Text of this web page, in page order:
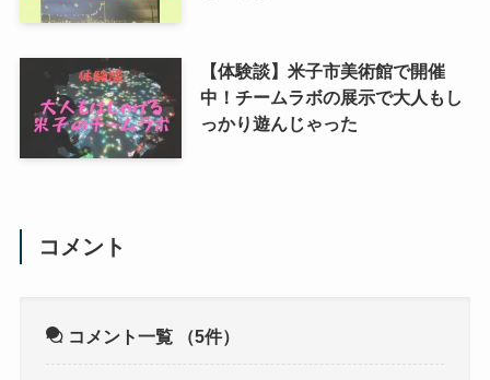
【体験談】米子市美術館で開催
中！チームラボの展示で大人もし
っかり遊んじゃった
コメント
コメント一覧 （5件）